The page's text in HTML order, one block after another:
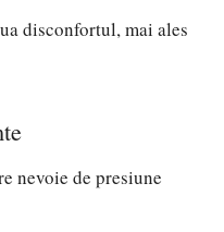
disconfortul, mai ales
nevoie de presiune